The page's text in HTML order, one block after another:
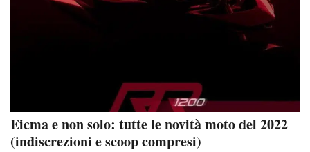
Eicma e non solo: tutte le novità moto del 2022
(indiscrezioni e scoop compresi)